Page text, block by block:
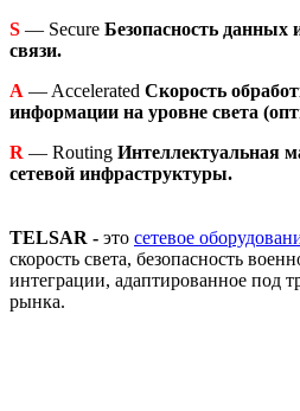
S — Secure Безопасность
связи.
A — Accelerated Скорость
информации на уровне света
R — Routing Интеллектуальная
сетевой инфраструктуры.
TELSAR - это сетевое
скорость света, безопасность
интеграции, адаптированное под
рынка.